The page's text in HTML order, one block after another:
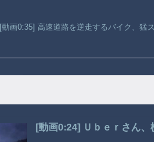
[動画0:35] 高速道路を逆走するバイク、猛
[動画0:24] Ｕｂｅｒさん